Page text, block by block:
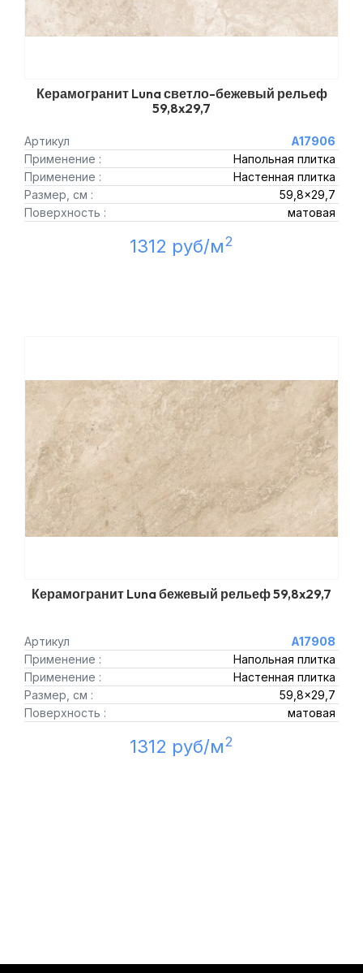
Керамогранит Luna светло-бежевый рельеф
59,8x29,7
Артикул
A17906
Применение :
Напольная плитка
Применение :
Настенная плитка
Размер, см :
59,8x29,7
Поверхность :
матовая
1312 руб/м2
Керамогранит Luna бежевый рельеф 59,8x29,7
Артикул
A17908
Применение :
Напольная плитка
Применение :
Настенная плитка
Размер, см :
59,8x29,7
Поверхность :
матовая
1312 руб/м2